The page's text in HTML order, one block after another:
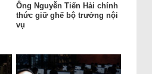
Ông Nguyễn Tiến Hải chính
thức giữ ghế bộ trưởng nội
vụ